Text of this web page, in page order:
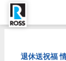
退休送祝福